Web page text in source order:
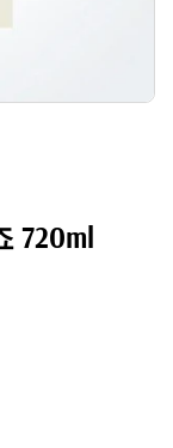
720ml